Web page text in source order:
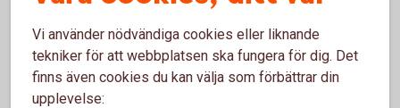
branschfonder
Det finns två typer av branschfonder - globala och
regionala. Den förstnämnda kategorin investerar mest på
global basis. Detta minskar risken då en bolagsspecifik
Vi använder nödvändiga cookies eller liknande
tekniker för att webbplatsen ska fungera för dig. Det
finns även cookies du kan välja som förbättrar din
upplevelse: